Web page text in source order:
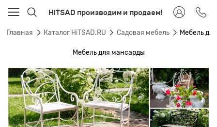
HiTSAD производим и продаем!
Главная Каталог HiTSAD.RU Садовая мебель Мебель
Мебель для мансарды